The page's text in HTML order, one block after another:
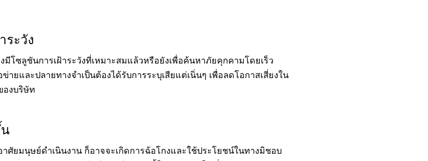
ระวัง
มีโซลูชันการเฝ้าระวังที่เหมาะสมแล้วหรือยังเพื่อค้นหาภัยคุกคามโดยเร็ว
ายและปลายทางจำเป็นต้องได้รับการระบุเสียแต่เนิ่นๆ เพื่อลดโอกาสเสี่ยงใน
องบริษัท
ศัยมนุษย์ดำเนินงาน ก็อาจจะเกิดการฉ้อโกงและใช้ประโยชน์ในทางมิชอบ